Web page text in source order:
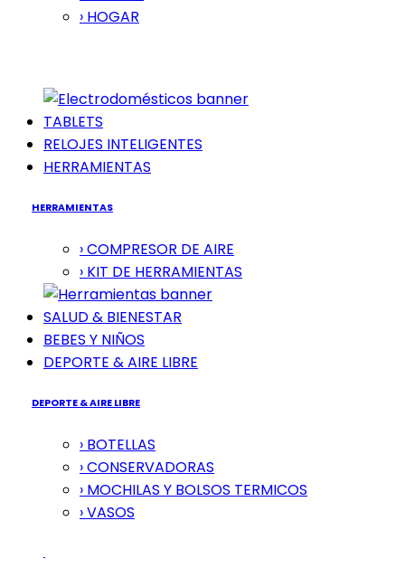
› HOGAR
TABLETS
RELOJES INTELIGENTES
HERRAMIENTAS
HERRAMIENTAS
› COMPRESOR DE AIRE
› KIT DE HERRAMIENTAS
SALUD & BIENESTAR
BEBES Y NIÑOS
DEPORTE & AIRE LIBRE
DEPORTE & AIRE LIBRE
› BOTELLAS
› CONSERVADORAS
› MOCHILAS Y BOLSOS TERMICOS
› VASOS